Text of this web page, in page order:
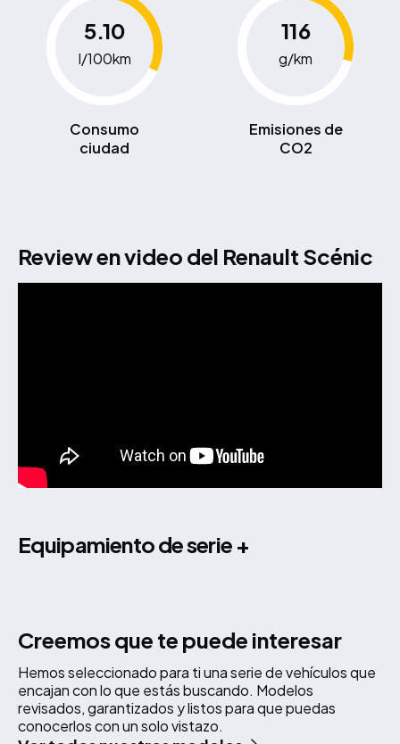
5.10
l/100km
Consumo
ciudad
116
g/km
Emisiones de
CO2
Review en video del Renault Scénic
equipamiento de serie +
Creemos que te puede interesar
Hemos seleccionado para ti una serie de vehículos que
encajan con lo que estás buscando. Modelos
revisados, garantizados y listos para que puedas
conocerlos con un solo vistazo.